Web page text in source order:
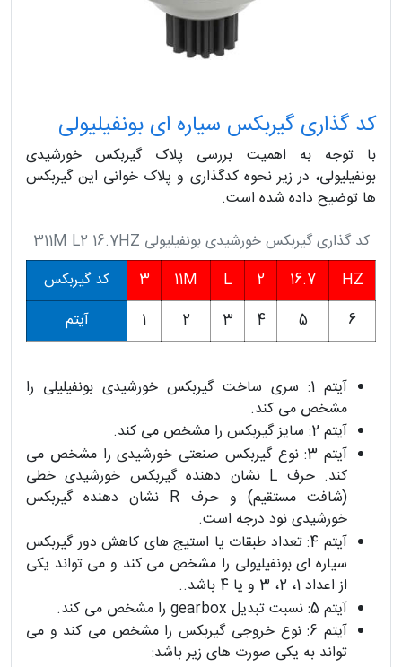
کد گذاری گیربکس سیاره ای بونفیلیولی
با توجه به اهمیت بررسی پلاک گیربکس خورشیدی
بونفیلیولی، در زیر نحوه کدگذاری و پلاک خوانی این گیربکس
ها توضیح داده شده است.
کد گذاری گیربکس خورشیدی بونفیلیولی 311M L2 16.7HZ
HZ
16.7
2
L
11M
3
کد گیربکس
6
5
4
3
2
1 آیتم
آیتم 1: سری ساخت گیربکس خورشیدی بونفیلیلی را
مشخص می کند.
آیتم 2: سایز گیربکس را مشخص می کند.
آیتم 3: نوع گیربکس صنعتی خورشیدی را مشخص می
کند. حرف L نشان دهنده گیربکس خورشیدی خطی
(شافت مستقیم) و حرف R نشان دهنده گیربکس
خورشیدی نود درجه است.
آیتم 4: تعداد طبقات یا استیج های کاهش دور گیربکس
سیاره ای بونفیلیولی را مشخص می کند و می تواند یکی
از اعداد 1، 2، 3 و یا 4 باشد..
آیتم 5: نسبت تبدیل gearbox را مشخص می کند.
آیتم 6: نوع خروجی گیربکس را مشخص می کند و می
تواند به یکی صورت های زیر باشد: